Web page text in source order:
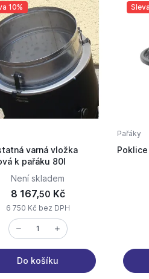
10%
varná vložka
k pařáku 80l
Není skladem
8 167,50 Kč
6 750 Kč bez DPH
Do košíku
Pařáky